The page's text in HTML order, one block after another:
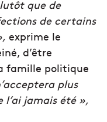
que de
de certains
exprime le
d’être
famille politique
plus
l’ai jamais été »,